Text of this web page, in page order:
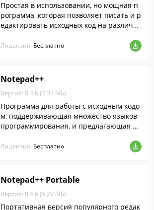
Простая в использовании, но мощная п
рограмма, которая позволяет писать и р
едактировать исходных код на различн
Лицензия: Бесплатно
Notepad++
Версия: 8.4.6 (4.37 МБ)
Программа для работы с исходным кодо
м, поддерживающая множество языков
программирования, и предлагающая ра
онал для эффективной работы над прое
Лицензия: Бесплатно
Notepad++ Portable
Версия: 8.4.6 (5.29 МБ)
Портативная версия популярного редак